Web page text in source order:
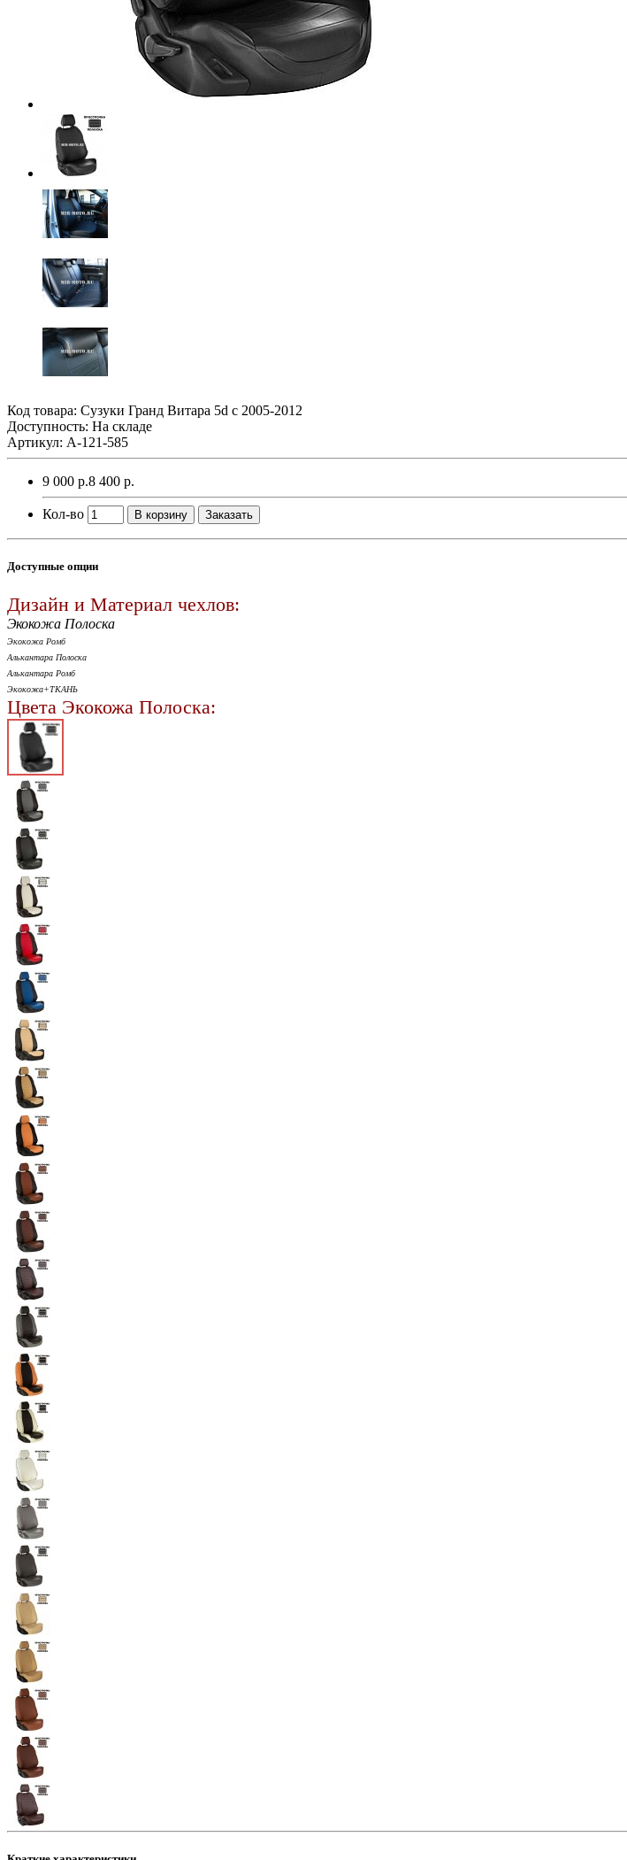
Код товара: Сузуки Гранд Витара 5d с 2005-2012
Доступность: На складе
Артикул: A-121-585
9 000 р.8 400 р.
Кол-во В корзину Заказать
Доступные опции
Дизайн и Материал чехлов:
Экокожа Полоска
Экокожа Ромб
Алькантара Полоска
Алькантара Ромб
Экокожа+ТКАНЬ
Цвета Экокожа Полоска: